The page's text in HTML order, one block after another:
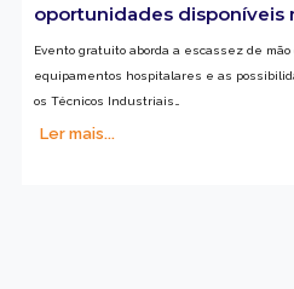
oportunidades disponíveis
Evento gratuito aborda a escassez de
equipamentos hospitalares e as
os Técnicos Industriais…
Ler mais...